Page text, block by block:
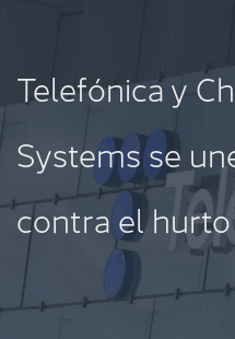
Telefónica y
Systems se
contra el hurto